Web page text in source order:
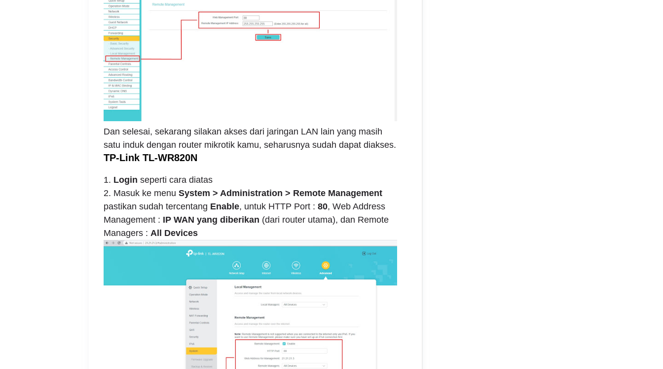
Dan selesai, sekarang silakan akses dari jaringan LAN lain yang masih
satu induk dengan router mikrotik kamu, seharusnya sudah dapat diakses.
TP-Link TL-WR820N
1. Login seperti cara diatas
2. Masuk ke menu System > Administration > Remote Management
pastikan sudah tercentang Enable, untuk HTTP Port : 80, Web Address
Management : IP WAN yang diberikan (dari router utama), dan Remote
Managers : All Devices